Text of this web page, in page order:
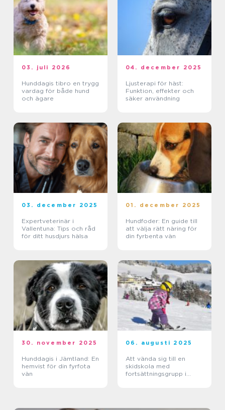
03. juli 2026
Hunddagis tibro en trygg
vardag för både hund
och ägare
04. december 2025
Ljusterapi för häst:
Funktion, effekter och
säker användning
03. december 2025
Expertveterinär i
Vallentuna: Tips och råd
för ditt husdjurs hälsa
01. december 2025
Hundfoder: En guide till
att välja rätt näring för
din fyrbenta vän
30. november 2025
Hunddagis i Jämtland: En
hemvist för din fyrfota
vän
06. augusti 2025
Att vända sig till en
skidskola med
fortsättningsgrupp i